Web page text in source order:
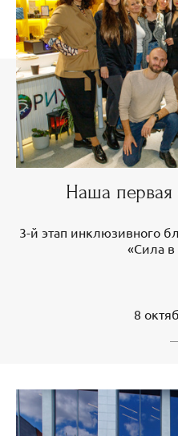
Наша первая
3-й этап инклюзивного
«Сила
8